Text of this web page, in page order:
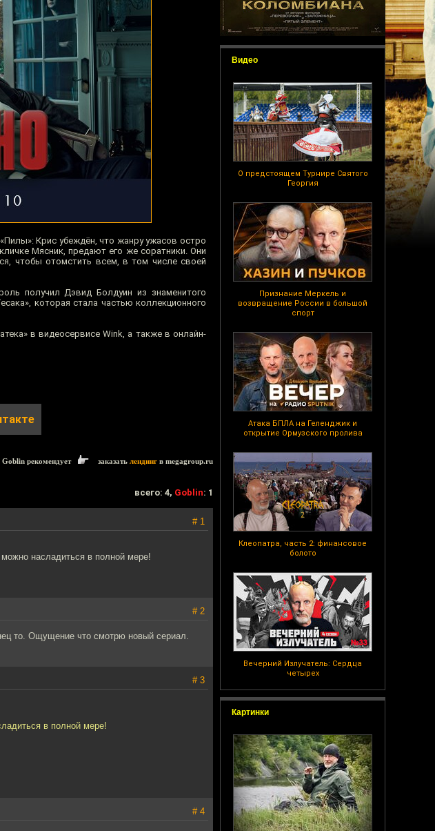
Видео
О предстоящем Турнире Святого
Георгия
Признание Меркель и
возвращение России в большой
спорт
Атака БПЛА на Геленджик и
открытие Ормузского пролива
Клеопатра, часть 2: финансовое
болото
Вечерний Излучатель: Сердца
четырех
Картинки
Крис убеждён, что жанру ужасов остро
Мясник, предают его же соратники. Они
чтобы отомстить всем, в том числе своей
получил Дэвид Болдуин из знаменитого
которая стала частью коллекционного
в видеосервисе Wink, а также в онлайн-
Goblin рекомендует заказать лендинг в megagroup.ru
всего: 4, Goblin: 1
# 1
насладиться в полной мере!
# 2
то. Ощущение что смотрю новый сериал.
# 3
в полной мере!
# 4